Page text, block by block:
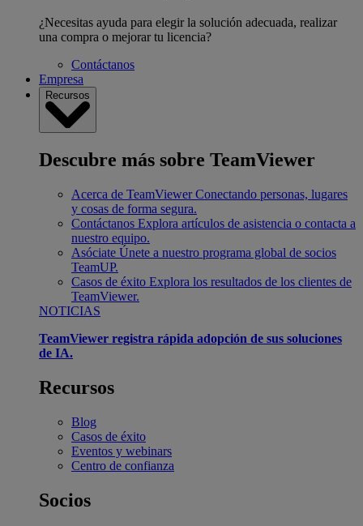
¿Necesitas ayuda para elegir la solución adecuada, realizar
una compra o mejorar tu licencia?
Contáctanos
Empresa
Recursos
Descubre más sobre TeamViewer
Acerca de TeamViewer Conectando personas, lugares
y cosas de forma segura.
Contáctanos Explora artículos de asistencia o contacta a
nuestro equipo.
Asóciate Únete a nuestro programa global de socios
TeamUP.
Casos de éxito Explora los resultados de los clientes de
TeamViewer.
NOTICIAS
TeamViewer registra rápida adopción de sus soluciones
de IA.
Recursos
Blog
Casos de éxito
Eventos y webinars
Centro de confianza
Socios